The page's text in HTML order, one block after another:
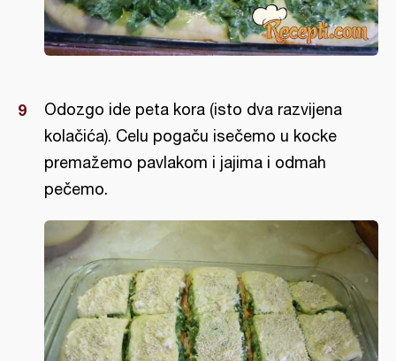
Odozgo ide peta kora (isto dva razvijena
kolačića). Celu pogaču isečemo u kocke
premažemo pavlakom i jajima i odmah
pečemo.